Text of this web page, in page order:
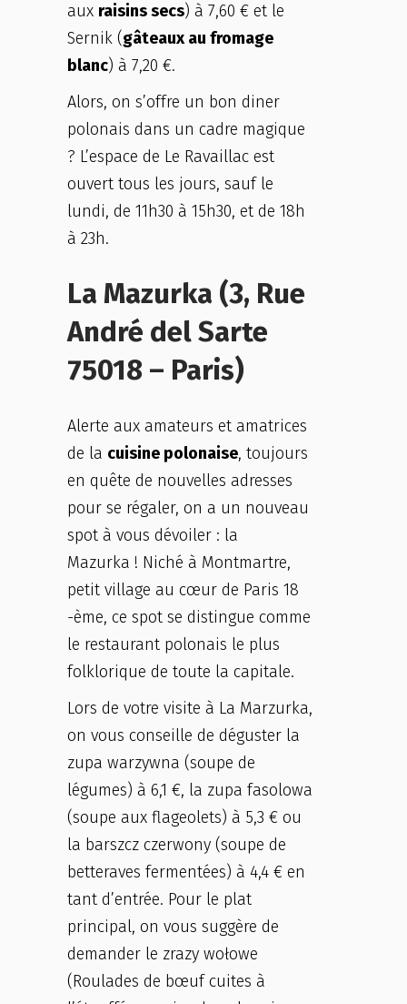
aux raisins secs) à 7,60 € et le
Sernik (gâteaux au fromage
blanc) à 7,20 €.
Alors, on s’offre un bon diner
polonais dans un cadre magique
? L’espace de Le Ravaillac est
ouvert tous les jours, sauf le
lundi, de 11h30 à 15h30, et de 18h
à 23h.
La Mazurka (3, Rue
André del Sarte
75018 – Paris)
Alerte aux amateurs et amatrices
de la cuisine polonaise, toujours
en quête de nouvelles adresses
pour se régaler, on a un nouveau
spot à vous dévoiler : la
Mazurka ! Niché à Montmartre,
petit village au cœur de Paris 18
-ème, ce spot se distingue comme
le restaurant polonais le plus
folklorique de toute la capitale.
Lors de votre visite à La Marzurka,
on vous conseille de déguster la
zupa warzywna (soupe de
légumes) à 6,1 €, la zupa fasolowa
(soupe aux flageolets) à 5,3 € ou
la barszcz czerwony (soupe de
betteraves fermentées) à 4,4 € en
tant d’entrée. Pour le plat
principal, on vous suggère de
demander le zrazy wołowe
(Roulades de bœuf cuites à